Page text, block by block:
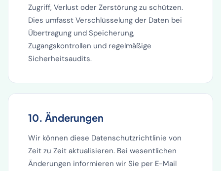
Zugriff, Verlust oder Zerstörung zu schützen.
Dies umfasst Verschlüsselung der Daten bei
Übertragung und Speicherung,
Zugangskontrollen und regelmäßige
Sicherheitsaudits.
10. Änderungen
Wir können diese Datenschutzrichtlinie von
Zeit zu Zeit aktualisieren. Bei wesentlichen
Änderungen informieren wir Sie per E-Mail